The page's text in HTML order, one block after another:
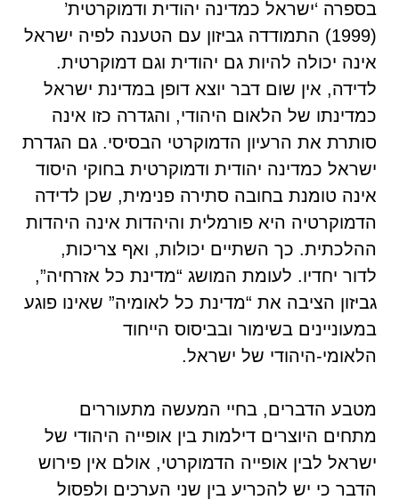
בספרה ‘ישראל כמדינה יהודית ודמוקרטית’
(1999) התמודדה גביזון עם הטענה לפיה ישראל
אינה יכולה להיות גם יהודית וגם דמוקרטית.
לדידה, אין שום דבר יוצא דופן במדינת ישראל
כמדינתו של הלאום היהודי, והגדרה כזו אינה
סותרת את הרעיון הדמוקרטי הבסיסי. גם הגדרת
ישראל כמדינה יהודית ודמוקרטית בחוקי היסוד
אינה טומנת בחובה סתירה פנימית, שכן לדידה
הדמוקרטיה היא פורמלית והיהדות אינה היהדות
ההלכתית. כך השתיים יכולות, ואף צריכות,
לדור יחדיו. לעומת המושג “מדינת כל אזרחיה”,
גביזון הציבה את “מדינת כל לאומיה” שאינו פוגע
במעוניינים בשימור ובביסוס הייחוד
הלאומי-היהודי של ישראל.
מטבע הדברים, בחיי המעשה מתעוררים
מתחים היוצרים דילמות בין אופייה היהודי של
ישראל לבין אופייה הדמוקרטי, אולם אין פירוש
הדבר כי יש להכריע בין שני הערכים ולפסול